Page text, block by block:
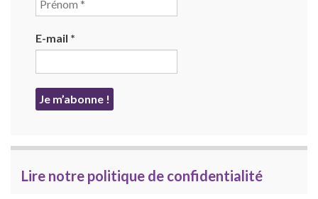
E-mail *
Lire notre politique de confidentialité